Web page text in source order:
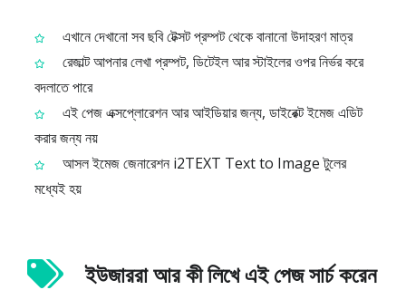
এখানে দেখানো সব ছবি টেক্সট প্রম্পট থেকে বানানো উদাহরণ মাত্র
রেজাল্ট আপনার লেখা প্রম্পট, ডিটেইল আর স্টাইলের ওপর নির্ভর করে
বদলাতে পারে
এই পেজ এক্সপ্লোরেশন আর আইডিয়ার জন্য, ডাইরেক্ট ইমেজ এডিট
করার জন্য নয়
আসল ইমেজ জেনারেশন i2TEXT Text to Image টুলের
মধ্যেই হয়
ইউজাররা আর কী লিখে এই পেজ সার্চ করেন